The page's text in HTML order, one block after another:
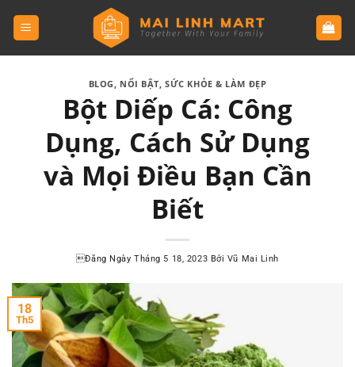
BLOG, NỔI BẬT,SỨC KHỎE & LÀM ĐẸP
Bột Diếp Cá: Công
Dụng, Cách Sử Dụng
và Mọi Điều Bạn Cần
Biết
Đăng NgàyTháng 5 18, 2023 Bởi Vũ Mai Linh
18
Th5